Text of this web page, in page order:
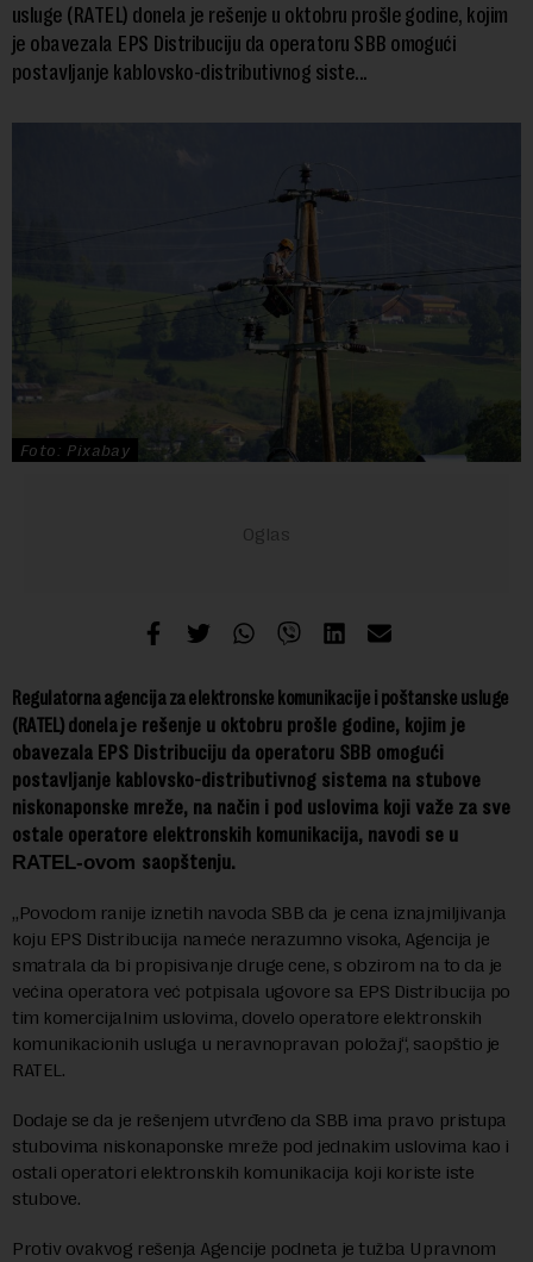
usluge (RATEL) donela je rešenje u oktobru prošle godine, kojim
je obavezala EPS Distribuciju da operatoru SBB omogući
postavljanje kablovsko-distributivnog siste...
Foto: Pixabay
Regulatorna agencija za elektronske komunikacije i poštanske usluge
(RATEL) donelajerešenje u oktobru prošle godine, kojim je
obavezala EPS Distribuciju da operatoru SBB omogući
postavljanje kablovsko-distributivnog sistema na stubove
niskonaponske mreže, na način i pod uslovima koji važe za sve
ostale operatore elektronskih komunikacija, navodi se u
RATEL-ovom saopštenju.
„Povodom ranije iznetih navoda SBB da je cena iznajmiljivanja
koju EPS Distribucija nameće nerazumno visoka, Agencija je
smatrala da bi propisivanje druge cene, s obzirom na to da je
većina operatora već potpisala ugovore sa EPS Distribucija po
tim komercijalnim uslovima, dovelo operatore elektronskih
komunikacionih usluga u neravnopravan položaj“, saopštio je
RATEL.
Dodaje se da je rešenjem utvrđeno da SBB ima pravo pristupa
stubovima niskonaponske mreže pod jednakim uslovima kao i
ostali operatori elektronskih komunikacija koji koriste iste
stubove.
Protiv ovakvog rešenja Agencije podneta je tužba Upravnom